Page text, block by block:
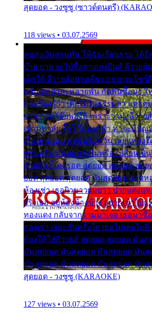
สุดยอด - วงซูซู (ซาวด์ดนตรี)
118 views • 03.07.2569
พ่อส่งเงินสามพัน ให้ฉันเรียนราม ได้
บ๊าย บาย จะไปซื้อกางเกงยีนส์ ลีวายส์
เด็กใต้ ลีวายส์อย่างเดียว อยากจะโชว์
หวั่น ตกตัวละหลายพัน กัดฟันซื้อมา ให้
และต้องรู้ว่า เด็กใต้ไม่ธรรมดา แต่สุด
ยวน กวนโอ๊ยพอได้ เพราะว่านุ่งลีวาย
เข้ามหาลัย จิ๊กโก๊มองหน้า ท่าจะมีปัญ
เรื่องแน่นอน แต่ฉันไม่หวั่น เลยแหลง
พรั่นพรือ มันตอบว่าไม่พรื่อ เปลี่ยนเป็น
ด้วยกัน ก็เลยรอด สุดยอด สุดยอด สุด
ยอด สุดยอด สุดยอด มันสุดยอด แอบห
ห้องเช่า เธอผิวขาวผมยาว ปากแดงแ
จริงเธอ อยู่ห้องข้างข้าง อยากเข้าไปแ
ทองแดง กลับจากรามมาเจอ เธอมา
สองเรา เจอะกันครั้งใด เธอไม่เคยไย
ต้องให้ใส่ลีวายส์ สุดยอด สุดยอด มัน
มันสุดยอด มันสุดยอด มันสุดยอด มัน
มันสุดยอด มันสุดยอด มันสุดยอด มันสุ
สุดยอด - วงซูซู (KARAOKE)
127 views • 03.07.2569